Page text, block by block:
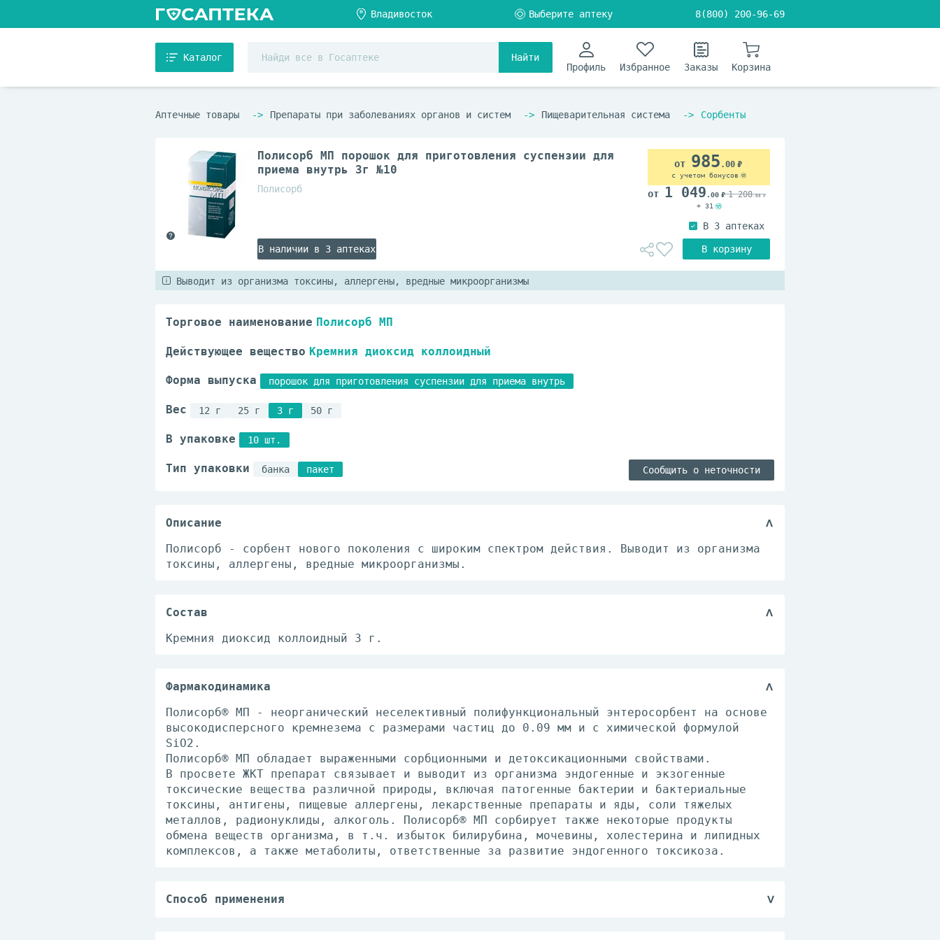
8(800) 200-96-69
Каталог
Найти
Профиль
Избранное Заказы Корзина
Аптечные товары Препараты при заболеваниях органов и систем Пищеварительная система Сорбенты
Полисорб МП порошок для приготовления суспензии для
приема внутрь 3г №10
Полисорб
В наличии в 3 аптеках
985 .00
с учетом бонусов
1 049 .00 1 208.00
+ 31
Выводит из организма токсины, аллергены, вредные микроорганизмы
Торговое наименование Полисорб МП
Действующее вещество Кремния диоксид коллоидный
Форма выпуска порошок для приготовления суспензии для приема внутрь
Вес 12 г 25 г 3 г 50 г
В упаковке 10 шт.
Тип упаковки банка пакет Сообщить о неточности
Описание
Полисорб - сорбент нового поколения с широким спектром действия. Выводит из организма
токсины, аллергены, вредные микроорганизмы.
Состав
Кремния диоксид коллоидный 3 г.
Фармакодинамика
Полисорб® МП - неорганический неселективный полифункциональный энтеросорбент на основе
высокодисперсного кремнезема с размерами частиц до 0.09 мм и с химической формулой
SiO2.
Полисорб® МП обладает выраженными сорбционными и детоксикационными свойствами.
В просвете ЖКТ препарат связывает и выводит из организма эндогенные и экзогенные
токсические вещества различной природы, включая патогенные бактерии и бактериальные
токсины, антигены, пищевые аллергены, лекарственные препараты и яды, соли тяжелых
металлов, радионуклиды, алкоголь. Полисорб® МП сорбирует также некоторые продукты
обмена веществ организма, в т.ч. избыток билирубина, мочевины, холестерина и липидных
комплексов, а также метаболиты, ответственные за развитие эндогенного токсикоза.
Способ применения